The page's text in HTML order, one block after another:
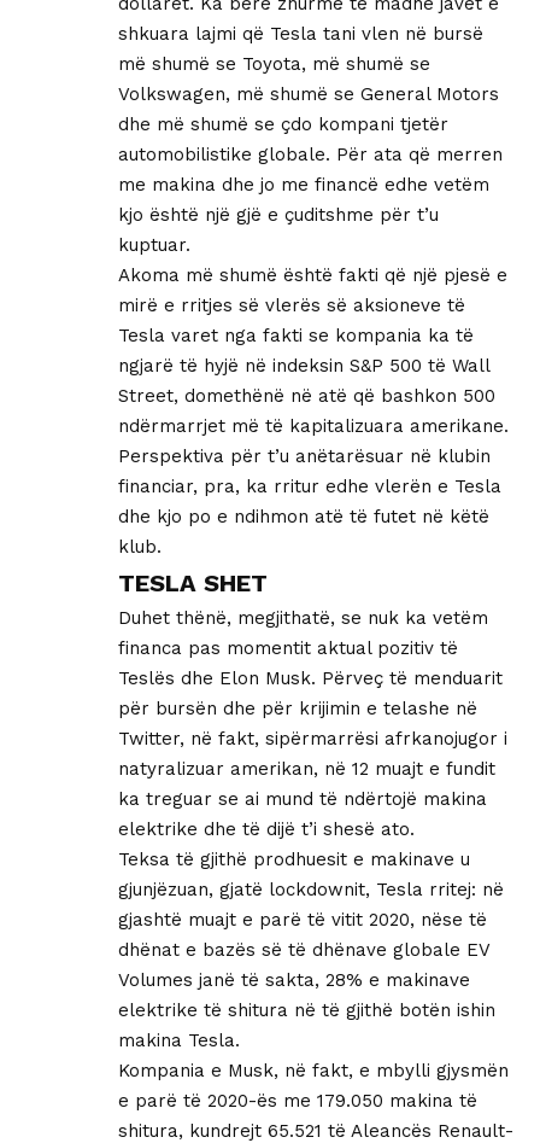
shkuara lajmi që Tesla tani vlen në bursë
më shumë se Toyota, më shumë se
Volkswagen, më shumë se General Motors
dhe më shumë se çdo kompani tjetër
automobilistike globale. Për ata që merren
me makina dhe jo me financë edhe vetëm
kjo është një gjë e çuditshme për t’u
kuptuar.
Akoma më shumë është fakti që një pjesë e
mirë e rritjes së vlerës së aksioneve të
Tesla varet nga fakti se kompania ka të
ngjarë të hyjë në indeksin S&P 500 të Wall
Street, domethënë në atë që bashkon 500
ndërmarrjet më të kapitalizuara amerikane.
Perspektiva për t’u anëtarësuar në klubin
financiar, pra, ka rritur edhe vlerën e Tesla
dhe kjo po e ndihmon atë të futet në këtë
klub.
TESLA SHET
Duhet thënë, megjithatë, se nuk ka vetëm
financa pas momentit aktual pozitiv të
Teslës dhe Elon Musk. Përveç të menduarit
për bursën dhe për krijimin e telashe në
Twitter, në fakt, sipërmarrësi afrkanojugor i
natyralizuar amerikan, në 12 muajt e fundit
ka treguar se ai mund të ndërtojë makina
elektrike dhe të dijë t’i shesë ato.
Teksa të gjithë prodhuesit e makinave u
gjunjëzuan, gjatë lockdownit, Tesla rritej: në
gjashtë muajt e parë të vitit 2020, nëse të
dhënat e bazës së të dhënave globale EV
Volumes janë të sakta, 28% e makinave
elektrike të shitura në të gjithë botën ishin
makina Tesla.
Kompania e Musk, në fakt, e mbylli gjysmën
e parë të 2020-ës me 179.050 makina të
shitura, kundrejt 65.521 të Aleancës Renault-